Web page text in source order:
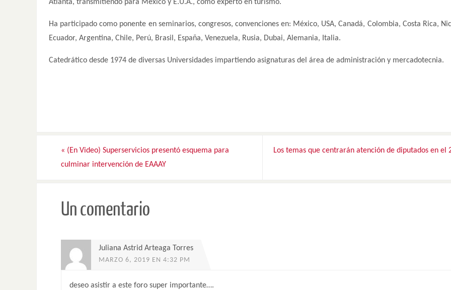
Atlanta, transmitiendo para México y E.U.A., como experto en turismo.
Ha participado como ponente en seminarios, congresos, convenciones en: México, USA, Canadá, Colombia, Costa Rica,
Ecuador, Argentina, Chile, Perú, Brasil, España, Venezuela, Rusia, Dubai, Alemania, Italia.
Catedrático desde 1974 de diversas Universidades impartiendo asignaturas del área de administración y mercadotecnia.
« (En Video) Superservicios presentó esquema para
culminar intervención de EAAAY
Los temas que centrarán atención de diputados en el
Un comentario
Juliana Astrid Arteaga Torres
MARZO 6, 2019 EN 4:32 PM
deseo asistir a este foro super importante….